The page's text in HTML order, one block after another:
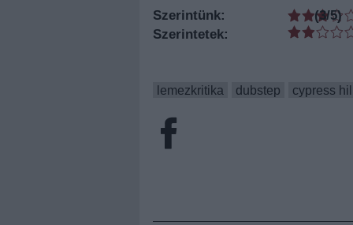
Szerintünk:
(3/5)
Szerintetek:
lemezkritika
dubstep cypress hill